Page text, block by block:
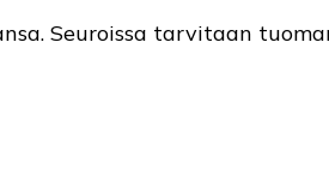
Seuroissa tarvitaan